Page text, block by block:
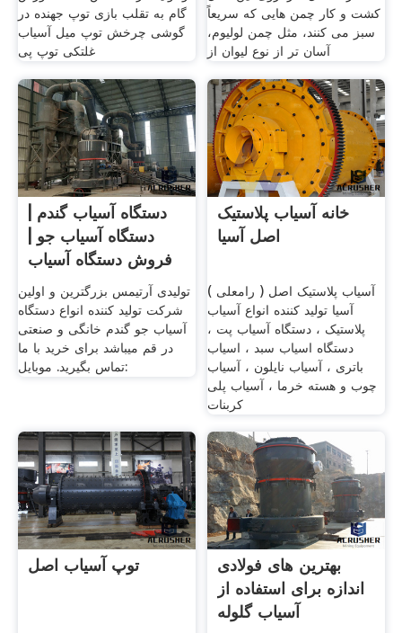
گام به تقلب بازی توپ جهنده در
گوشی چرخش توپ میل آسیاب
غلتکی توپ پی
کشت و کار چمن هایی که سریعاً
سبز می کنند، مثل چمن لولیوم،
آسان تر از نوع لیوان از
دستگاه آسیاب گندم |
دستگاه آسیاب جو |
فروش دستگاه آسیاب
تولیدی آرتیمس بزرگترین و اولین
شرکت تولید کننده انواع دستگاه
آسیاب جو گندم خانگی و صنعتی
در قم میباشد برای خرید با ما
تماس بگیرید. موبایل:
خانه آسیاب پلاستیک
اصل آسیا
( رامعلی ) آسیاب پلاستیک اصل
آسیا تولید کننده انواع آسیاب
پلاستیک ، دستگاه آسیاب پت ،
دستگاه اسیاب سبد ، اسیاب
باتری ، آسیاب نایلون ، آسیاب
چوب و هسته خرما ، آسیاب پلی
کربنات
توپ آسیاب اصل
بهترین های فولادی
اندازه برای استفاده از
آسیاب گلوله